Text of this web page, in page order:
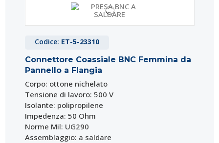
Codice: ET-5-23310
Connettore Coassiale BNC Femmina da
Pannello a Flangia
Corpo: ottone nichelato
Tensione di lavoro: 500 V
Isolante: polipropilene
Impedenza: 50 Ohm
Norme Mil: UG290
Assemblaggio: a saldare